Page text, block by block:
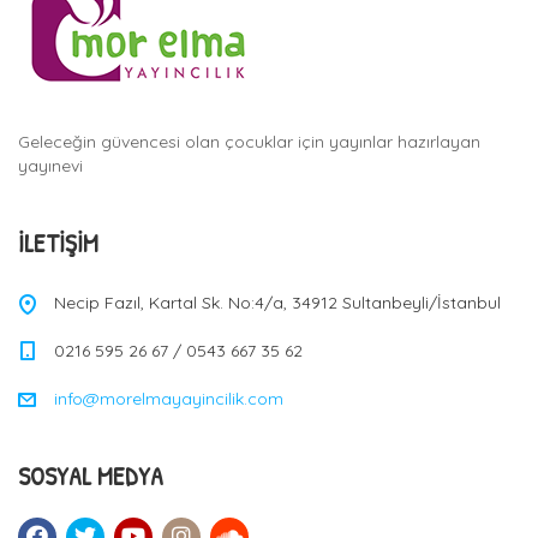
Geleceğin güvencesi olan çocuklar için yayınlar hazırlayan
yayınevi
İLETIŞIM
Necip Fazıl, Kartal Sk. No:4/a, 34912 Sultanbeyli/İstanbul
0216 595 26 67 / 0543 667 35 62
info@morelmayayincilik.com
SOSYAL MEDYA